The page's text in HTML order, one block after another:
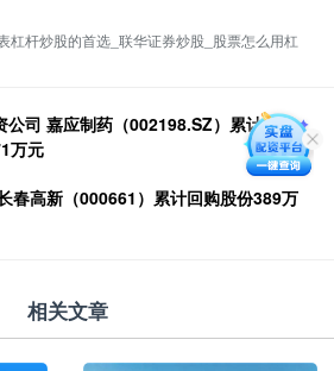
杠杆炒股的首选_联华证券炒股_股票怎么用杠
公司 嘉应制药（002198.SZ）累计回购
万元
春高新（000661）累计回购股份389万
相关文章